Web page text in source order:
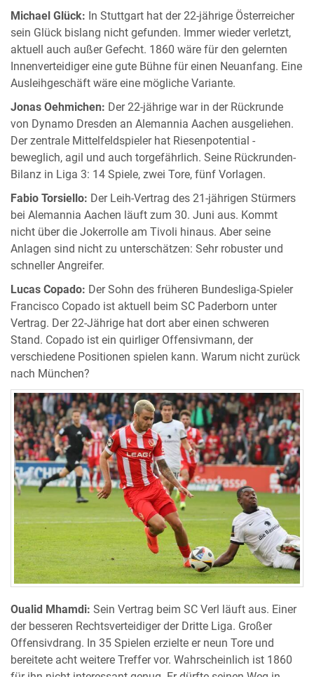
Michael Glück: In Stuttgart hat der 22-jährige Österreicher
sein Glück bislang nicht gefunden. Immer wieder verletzt,
aktuell auch außer Gefecht. 1860 wäre für den gelernten
Innenverteidiger eine gute Bühne für einen Neuanfang. Eine
Ausleihgeschäft wäre eine mögliche Variante.
Jonas Oehmichen: Der 22-jährige war in der Rückrunde
von Dynamo Dresden an Alemannia Aachen ausgeliehen.
Der zentrale Mittelfeldspieler hat Riesenpotential -
beweglich, agil und auch torgefährlich. Seine Rückrunden-
Bilanz in Liga 3: 14 Spiele, zwei Tore, fünf Vorlagen.
Fabio Torsiello: Der Leih-Vertrag des 21-jährigen Stürmers
bei Alemannia Aachen läuft zum 30. Juni aus. Kommt
nicht über die Jokerrolle am Tivoli hinaus. Aber seine
Anlagen sind nicht zu unterschätzen: Sehr robuster und
schneller Angreifer.
Lucas Copado: Der Sohn des früheren Bundesliga-Spieler
Francisco Copado ist aktuell beim SC Paderborn unter
Vertrag. Der 22-Jährige hat dort aber einen schweren
Stand. Copado ist ein quirliger Offensivmann, der
verschiedene Positionen spielen kann. Warum nicht zurück
nach München?
Oualid Mhamdi: Sein Vertrag beim SC Verl läuft aus. Einer
der besseren Rechtsverteidiger der Dritte Liga. Großer
Offensivdrang. In 35 Spielen erzielte er neun Tore und
bereitete acht weitere Treffer vor. Wahrscheinlich ist 1860